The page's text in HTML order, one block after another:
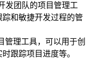
发团队的项目管理工
和敏捷开发过程的管
管理工具，可以用于创
跟踪项目进度等。